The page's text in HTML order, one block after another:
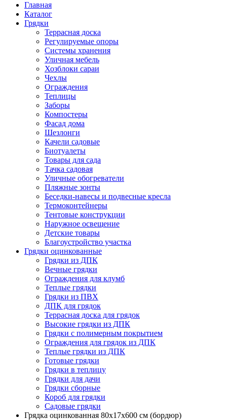
Главная
Каталог
Грядки
Террасная доска
Регулируемые опоры
Системы хранения
Уличная мебель
Хозблоки сараи
Чехлы
Ограждения
Теплицы
Заборы
Компостеры
Фасад дома
Шезлонги
Качели садовые
Биотуалеты
Товары для сада
Тачка садовая
Уличные обогреватели
Пляжные зонты
Беседки-навесы и подвесные кресла
Термоконтейнеры
Тентовые конструкции
Наружное освещение
Детские товары
Благоустройство участка
Грядки оцинкованные
Грядки из ДПК
Вечные грядки
Ограждения для клумб
Теплые грядки
Грядки из ПВХ
ДПК для грядок
Террасная доска для грядок
Высокие грядки из ДПК
Грядки с полимерным покрытием
Ограждения для грядок из ДПК
Теплые грядки из ДПК
Готовые грядки
Грядки в теплицу
Грядки для дачи
Грядки сборные
Короб для грядки
Садовые грядки
Грядка оцинкованная 80х17х600 см (бордюр)